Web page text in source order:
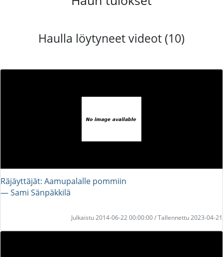
Haulla löytyneet videot (10)
Räjäyttäjät: Aamupalalle pommiin
― Sami Sänpäkkilä
Julkaistu 2014-06-22 00:00:00 / Tallennettu 2023-04-21